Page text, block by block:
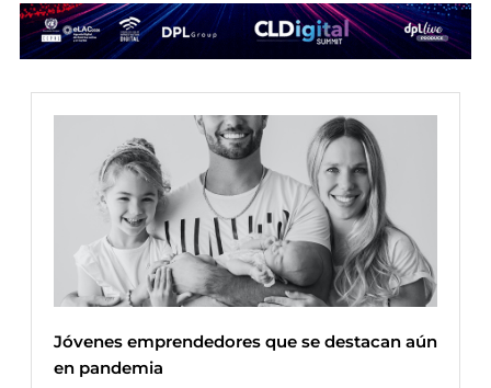
Jóvenes emprendedores que se destacan aún
en pandemia